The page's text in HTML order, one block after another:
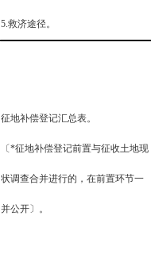
5.救济途径。
征地补偿登记汇总表。
〔*征地补偿登记前置与征收土地现
状调查合并进行的，在前置环节一
并公开〕。